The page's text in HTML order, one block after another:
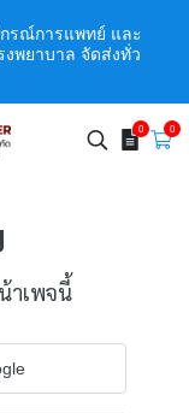
รณ์การแพทย์ และ
พยาบาล จัดส่งทั่ว
0 0
าเพจนี้